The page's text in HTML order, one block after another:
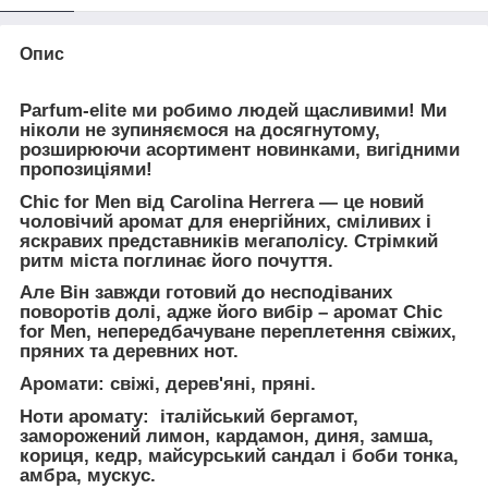
Опис
Parfum-elite ми робимо людей щасливими! Ми
ніколи не зупиняємося на досягнутому,
розширюючи асортимент новинками, вигідними
пропозиціями!
Chic for Men від Carolina Herrera — це новий
чоловічий аромат для енергійних, сміливих і
яскравих представників мегаполісу. Стрімкий
ритм міста поглинає його почуття.
Але Він завжди готовий до несподіваних
поворотів долі, адже його вибір – аромат Chic
for Men, непередбачуване переплетення свіжих,
пряних та деревних нот.
Аромати: свіжі, дерев'яні, пряні.
Ноти аромату: італійський бергамот,
заморожений лимон, кардамон, диня, замша,
кориця, кедр, майсурський сандал і боби тонка,
амбра, мускус.